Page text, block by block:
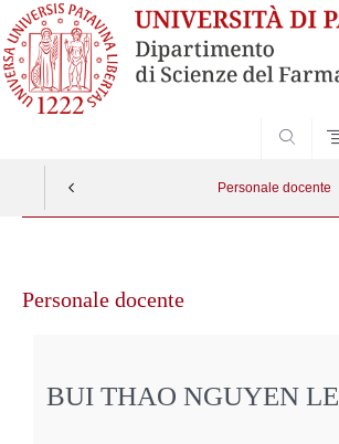
Personale docente
contenuto
Personale docente
BUI THAO NGUYEN LE